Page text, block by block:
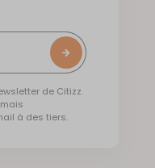
de Citizz.
à des tiers.